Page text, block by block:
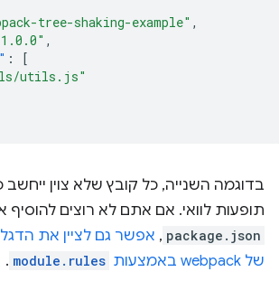
tree-shaking-example" ,
,
:
[
utils.js"
בדוגמה השנייה, כל קובץ שלא צוין
תופעות לוואי. אם אתם לא רוצים להוסיף
package.json
, אפשר גם לציין את
של webpack באמצעות
module.rules
.